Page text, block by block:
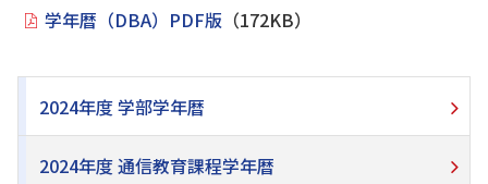
学年暦（DBA）PDF版 （172KB）
2024年度 学部学年暦
2024年度 通信教育課程学年暦